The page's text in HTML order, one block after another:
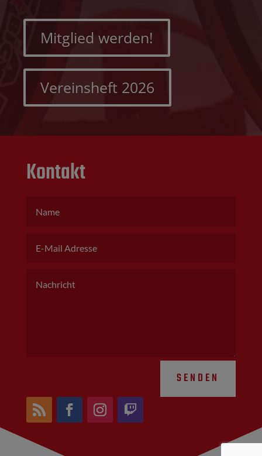
Mitglied werden!
Vereinsheft 2026
Kontakt
SENDEN